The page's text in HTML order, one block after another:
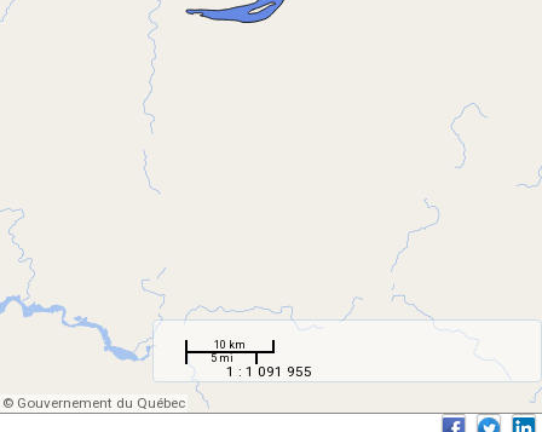
10 km
5 mi
1 : 1 091 955
© Gouvernement du Québec